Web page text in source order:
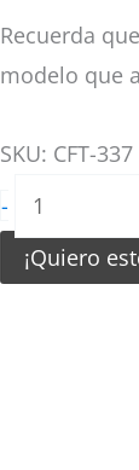
Recuerda
modelo que
SKU: CFT-337
-
Camiseta
de
Futbol
¡Quiero